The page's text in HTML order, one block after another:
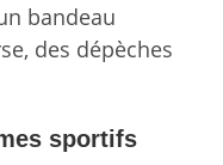
bandeau
des dépèches
sportifs